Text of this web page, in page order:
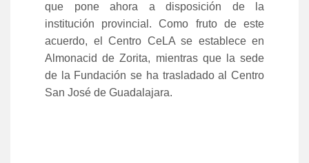
que pone ahora a disposición de la
institución provincial. Como fruto de este
acuerdo, el Centro CeLA se establece en
Almonacid de Zorita, mientras que la sede
de la Fundación se ha trasladado al Centro
San José de Guadalajara.